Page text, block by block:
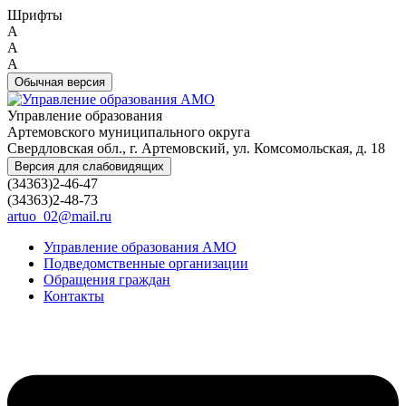
Шрифты
A
A
A
Обычная версия
Управление образования
Артемовского муниципального округа
Свердловская обл., г. Артемовский, ул. Комсомольская, д. 18
Версия для слабовидящих
(34363)2-46-47
(34363)2-48-73
artuo_02@mail.ru
Управление образования АМО
Подведомственные организации
Обращения граждан
Контакты